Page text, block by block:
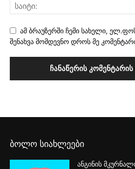
ამ ბრაუზერში ჩემი სახელი,
შენახვა მომდევნო დროს მე
ბოლო სიახლეები
ანგინის